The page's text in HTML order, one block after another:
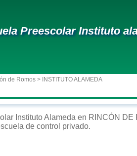
Preescolar Instituto
de Romos > INSTITUTO ALAMEDA
Instituto Alameda en RINCÓN DE
de control privado.